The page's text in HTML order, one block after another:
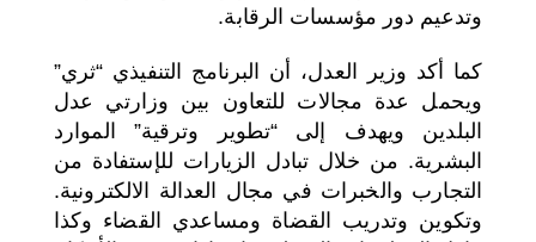
وتدعيم دور مؤسسات الرقابة.
كما أكد وزير العدل، أن البرنامج التنفيذي “ثري”
ويحمل عدة مجالات للتعاون بين وزارتي عدل
البلدين ويهدف إلى “تطوير وترقية” الموارد
البشرية. من خلال تبادل الزيارات للإستفادة من
التجارب والخبرات في مجال العدالة الالكترونية.
وتكوين وتدريب القضاة ومساعدي القضاء وكذا